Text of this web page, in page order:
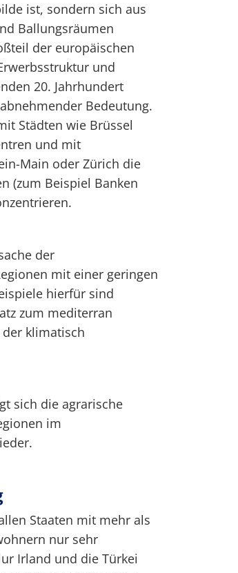
ist, sondern sich aus
Ballungsräumen
der europäischen
und
20. Jahrhundert
Bedeutung.
Städten wie Brüssel
und mit
Main oder Zürich die
(zum Beispiel Banken
der
mit einer geringen
hierfür sind
zum mediterran
der klimatisch
sich die agrarische
im
Staaten mit mehr als
nur sehr
Irland und die Türkei